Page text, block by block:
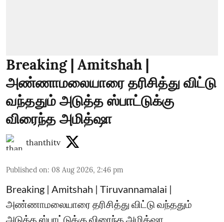
Breaking | Amitshah |
அண்ணாமலையாரை தரிசித்து விட்டு
வந்ததும் அடுத்த ஸ்பாட்டுக்கு
விரைந்த அமித்ஷா
thanthitv
Published on: 08 Aug 2026, 2:46 pm
Breaking | Amitshah | Tiruvannamalai |
அண்ணாமலையாரை தரிசித்து விட்டு வந்ததும்
அடுத்த ஸ்பாட்டுக்கு விரைந்த அமித்ஷா